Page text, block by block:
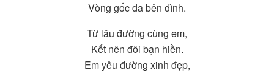
Vòng gốc đa bên đình.
Từ lâu đường cùng em,
Kết nên đôi bạn hiền.
Em yêu đường xinh đẹp,